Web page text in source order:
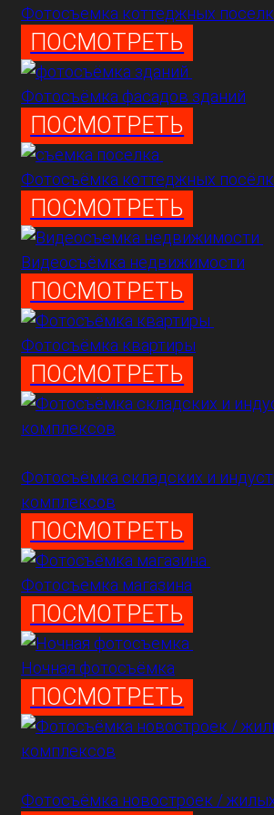
Фотосъемка коттеджных
ПОСМОТРЕТЬ
Фотосъёмка фасадов зданий
ПОСМОТРЕТЬ
Фотосъёмка коттеджных
ПОСМОТРЕТЬ
Видеосъёмка недвижимости
ПОСМОТРЕТЬ
Фотосъёмка квартиры
ПОСМОТРЕТЬ
Фотосъёмка складских и
комплексов
ПОСМОТРЕТЬ
Фотосъемка магазина
ПОСМОТРЕТЬ
Ночная фотосъёмка
ПОСМОТРЕТЬ
Фотосъёмка новостроек /